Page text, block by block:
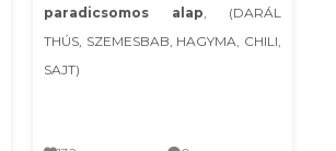
paradicsomos alap, (DARÁL
THÚS, SZEMESBAB, HAGYMA, CHILI,
SAJT)